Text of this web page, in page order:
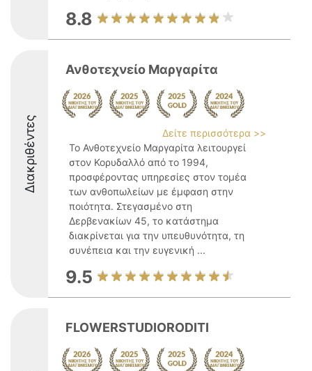
8.8
Διακριθέντες
Ανθοτεχνείο Μαργαρίτα
Δείτε περισσότερα >>
Το Ανθοτεχνείο Μαργαρίτα λειτουργεί
στον Κορυδαλλό από το 1994,
προσφέροντας υπηρεσίες στον τομέα
των ανθοπωλείων με έμφαση στην
ποιότητα. Στεγασμένο στη
Δερβενακίων 45, το κατάστημα
διακρίνεται για την υπευθυνότητα, τη
συνέπεια και την ευγενική ...
9.5
FLOWERSTUDIORODITI